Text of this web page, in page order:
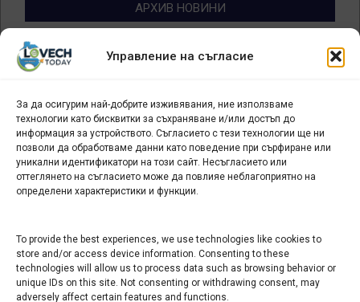
Управление на съгласие
За да осигурим най-добрите изживявания, ние използваме
технологии като бисквитки за съхраняване и/или достъп до
информация за устройството. Съгласието с тези технологии ще ни
позволи да обработваме данни като поведение при сърфиране или
уникални идентификатори на този сайт. Несъгласието или
оттеглянето на съгласието може да повлияе неблагоприятно на
определени характеристики и функции.
To provide the best experiences, we use technologies like cookies to
store and/or access device information. Consenting to these
technologies will allow us to process data such as browsing behavior or
unique IDs on this site. Not consenting or withdrawing consent, may
adversely affect certain features and functions.
АРХИВ НОВИНИ
Архив
новини
БИЗНЕС
Арт галерия "Мостове" – магазин за изкуство
СЕВЕРОЗАПАДА ИНФОРМАЦИОНЕН БИЗНЕС
ТУРИСТИЧЕСКИ КЛЪСТЕР
ИНСТИТУЦИИ В ЛОВЕЧ
Административен съд Ловеч